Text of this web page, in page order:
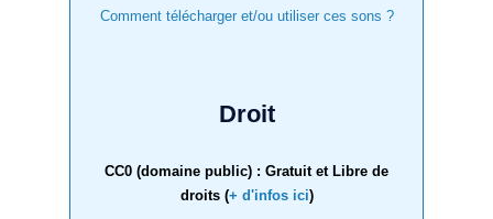
Comment télécharger et/ou utiliser ces sons ?
Droit
CC0 (domaine public) : Gratuit et Libre de
droits (+ d'infos ici)